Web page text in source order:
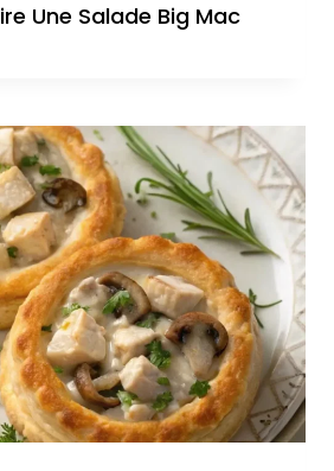
Une Salade Big Mac